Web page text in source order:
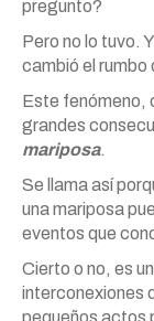
pregunto?
Pero no lo tuvo.
cambió el rumbo
Este fenómeno,
grandes
mariposa.
Se llama así
una mariposa
eventos que
Cierto o no, es
interconexiones
pequeños actos